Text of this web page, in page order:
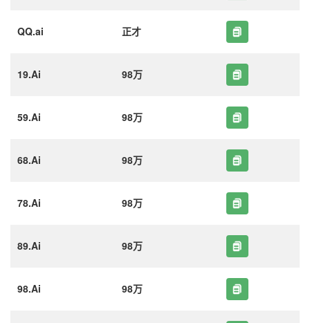
QQ.ai 正才
19.Ai 98万
59.Ai 98万
68.Ai 98万
78.Ai 98万
89.Ai 98万
98.Ai 98万